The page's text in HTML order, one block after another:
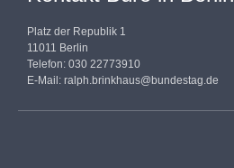
Platz der Republik 1
11011 Berlin
Telefon: 030 22773910
E-Mail: ralph.brinkhaus@bundestag.de